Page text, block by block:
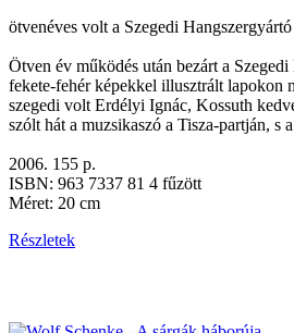
ötvenéves volt a Szegedi
Ötven év működés után bezárt a
fekete-fehér képekkel illusztrált lapokon
szegedi volt Erdélyi Ignác, Kossuth
szólt hát a muzsikaszó a Tisza-partján, s
2006. 155 p.
ISBN: 963 7337 81 4 fűzött
Méret: 20 cm
Részletek